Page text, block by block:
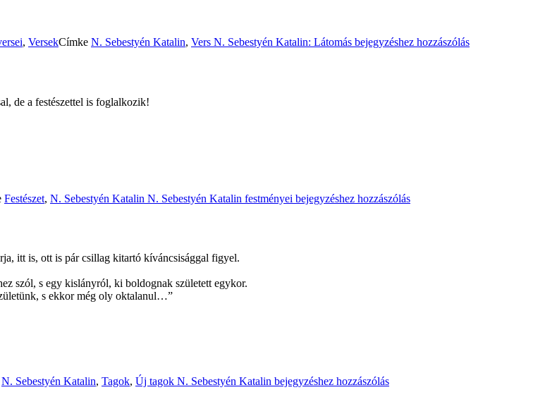
, VersekCímke N. Sebestyén Katalin, Vers N. Sebestyén Katalin: Látomás bejegyzéshez hozzászólás
de a festészettel is foglalkozik!
Festészet, N. Sebestyén Katalin N. Sebestyén Katalin festményei bejegyzéshez hozzászólás
itt is, ott is pár csillag kitartó kíváncsisággal figyel.
szól, s egy kislányról, ki boldognak született egykor.
s ekkor még oly oktalanul…”
N. Sebestyén Katalin, Tagok, Új tagok N. Sebestyén Katalin bejegyzéshez hozzászólás